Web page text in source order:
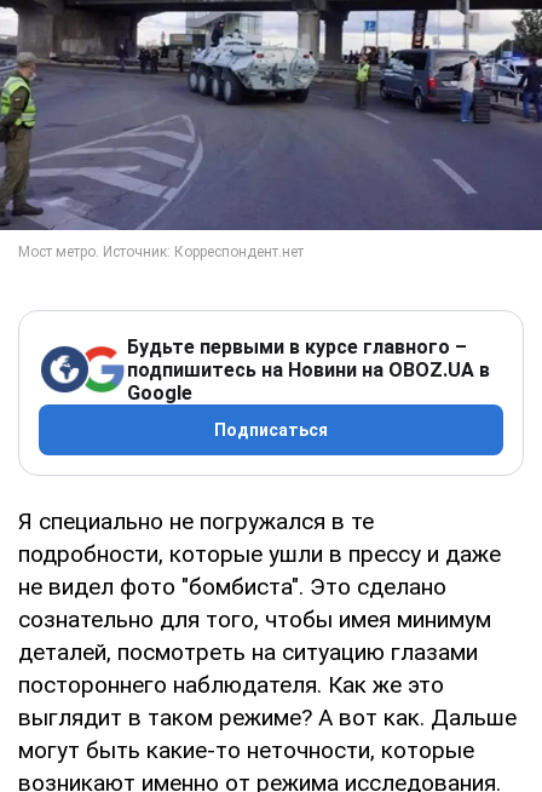
Будьте первыми в курсе главного –
подпишитесь на Новини на OBOZ.UA в
Google
Подписаться
Я специально не погружался в те
подробности, которые ушли в прессу и даже
не видел фото "бомбиста". Это сделано
сознательно для того, чтобы имея минимум
деталей, посмотреть на ситуацию глазами
постороннего наблюдателя. Как же это
выглядит в таком режиме? А вот как. Дальше
могут быть какие-то неточности, которые
возникают именно от режима исследования.